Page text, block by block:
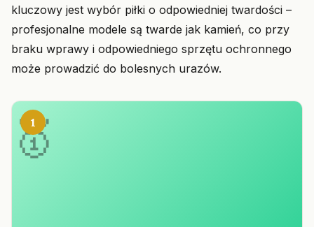
kluczowy jest wybór piłki o odpowiedniej twardości –
profesjonalne modele są twarde jak kamień, co przy
braku wprawy i odpowiedniego sprzętu ochronnego
może prowadzić do bolesnych urazów.
1